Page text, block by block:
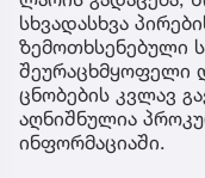
სხვადასხვა
ზემოთხსენებული
შეურაცხმყოფელი
ცნობების კვლავ
აღნიშნულია
ინფორმაციაში.